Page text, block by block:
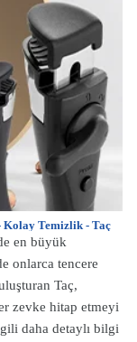
Kolay Temizlik - Taç
en büyük
onlarca tencere
Taç,
zevke hitap etmeyi
daha detaylı bilgi